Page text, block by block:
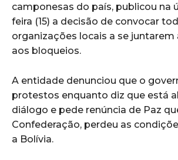
camponesas do país, publicou na
feira (15) a decisão de convocar
organizações locais a se juntarem
aos bloqueios.
A entidade denunciou que o
protestos enquanto diz que está
diálogo e pede renúncia de Paz
Confederação, perdeu as
a Bolívia.